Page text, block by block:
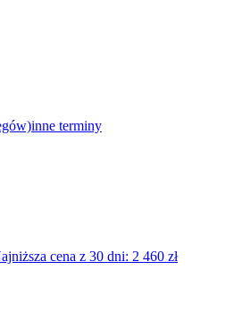
inne terminy
cena z 30 dni: 2 460 zł